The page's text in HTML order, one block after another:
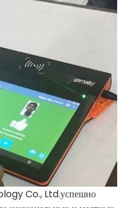
Co., Ltd.успешно